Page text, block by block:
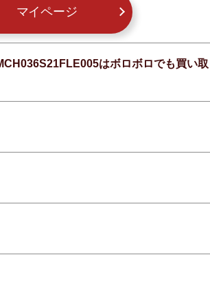
マイページ
はボロボロでも買い